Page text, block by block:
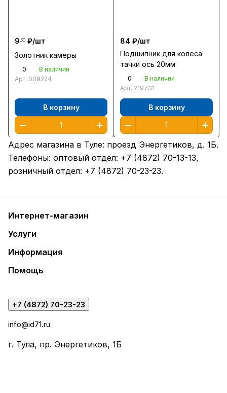
9.60 ₽/шт
Золотник камеры
0
В наличии
Арт. 009224
В корзину
84 ₽/шт
Подшипник для колеса
тачки ось 20мм
0
В наличии
Арт. 219731
В корзину
Адрес магазина в Туле: проезд Энергетиков, д. 1Б.
Телефоны: оптовый отдел: +7 (4872) 70-13-13,
розничный отдел: +7 (4872) 70-23-23.
Интернет-магазин
Услуги
Информация
Помощь
+7 (4872) 70-23-23
info@id71.ru
г. Тула, пр. Энергетиков, 1Б